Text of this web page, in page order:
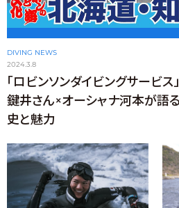
DIVING NEWS
2024.3.8
「ロビンソンダイビングサービ
鍵井さん×オーシャナ河本が語
史と魅力